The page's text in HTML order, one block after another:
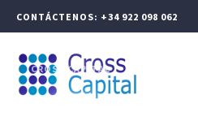
CONTÁCTENOS: +34 922 098 062
CROSS CAPITAL